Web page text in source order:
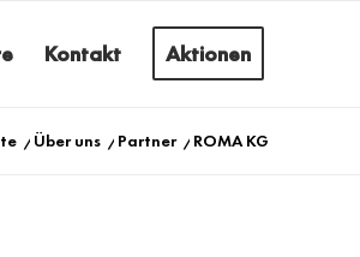
Kontakt Aktionen
/ Über uns / Partner / ROMA KG